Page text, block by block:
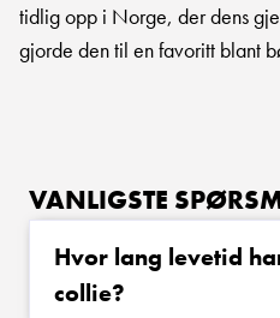
tidlig opp i Norge, der dens
gjorde den til en favoritt blant
VANLIGSTE
Hvor lang levetid
collie?